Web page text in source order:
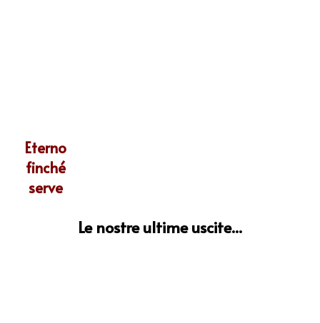
Eterno
finché
serve
Le nostre ultime uscite...